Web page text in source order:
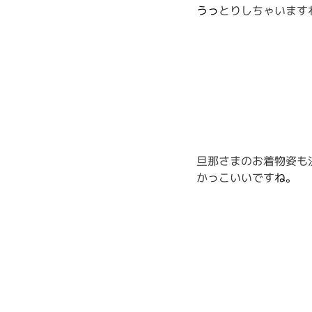
うっとりしちゃいます
旦那さまのお着物姿も
かっこいいですね。